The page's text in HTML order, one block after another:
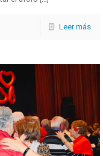
Leer más